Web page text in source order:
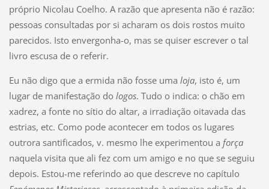
próprio Nicolau Coelho. A razão que apresenta não é razão:
pessoas consultadas por si acharam os dois rostos muito
parecidos. Isto envergonha-o, mas se quiser escrever o tal
livro escusa de o referir.
Eu não digo que a ermida não fosse uma loja, isto é, um
lugar de manifestação do logos. Tudo o indica: o chão em
xadrez, a fonte no sítio do altar, a irradiação oitavada das
estrias, etc. Como pode acontecer em todos os lugares
outrora santificados, v. mesmo lhe experimentou a força
naquela visita que ali fez com um amigo e no que se seguiu
depois. Estou-me referindo ao que descreve no capítulo